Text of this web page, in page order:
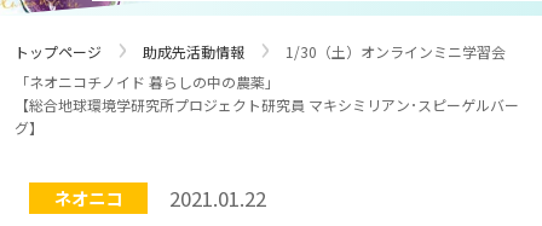
トップページ › 助成先活動情報 ›
1/30（土）オンラインミニ学習会
「ネオニコチノイド 暮らしの中の農薬」
【総合地球環境学研究所プロジェクト研究員 マキシミリアン･スピーゲルバー
グ】
ネオニコ 2021.01.22